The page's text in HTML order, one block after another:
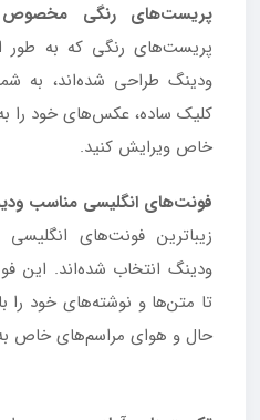
پریست‌های رنگی
پریست‌های رنگی که به طور
ودینگ طراحی شده‌اند، به
کلیک ساده، عکس‌های خود را
خاص ویرایش کنید.
فونت‌های انگلیسی مناسب
زیباترین فونت‌های
ودینگ انتخاب شده‌اند. این
تا متن‌ها و نوشته‌های خود
حال و هوای مراسم‌های خاص